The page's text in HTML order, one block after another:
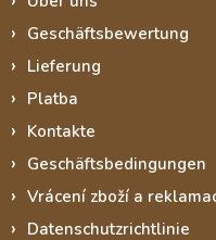
Geschäftsbewertung
Lieferung
Platba
Kontakte
Geschäftsbedingungen
Vrácení zboží a
Datenschutzrichtlinie